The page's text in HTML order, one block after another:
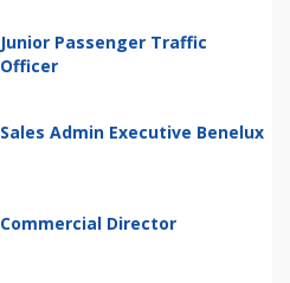
Junior Passenger Traffic
Officer
Sales Admin Executive Benelux
Commercial Director